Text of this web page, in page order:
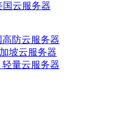
国云服务器
高防云服务器
坡云服务器
轻量云服务器